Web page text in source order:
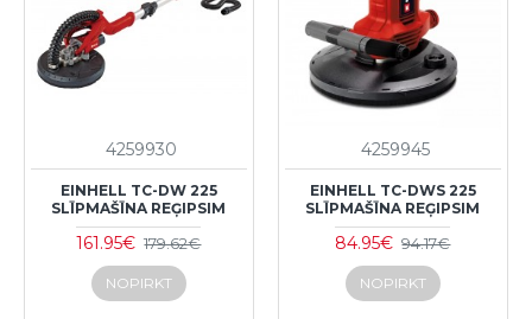
4259930
EINHELL TC-DW 225
SLĪPMAŠĪNA REĢIPSIM
161.95€ 179.62€
NOPIRKT
4259945
EINHELL TC-DWS 225
SLĪPMAŠĪNA REĢIPSIM
84.95€ 94.17€
NOPIRKT